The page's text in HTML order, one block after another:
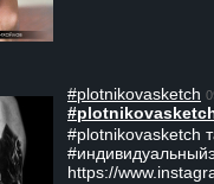
#plotnikovasketch
#plotnikovasketch
https://